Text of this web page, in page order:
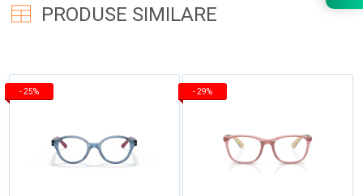
PRODUSE SIMILARE
- 25% - 29%